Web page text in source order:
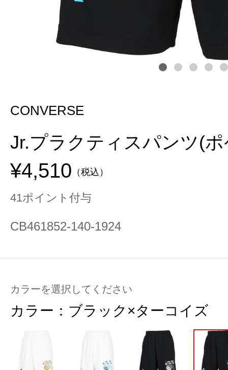
CONVERSE
Jr.プラクティスパンツ(
¥4,510 （税込）
41ポイント付与
CB461852-140-1924
カラーを選択してください
カラー： ブラック×ターコイズ